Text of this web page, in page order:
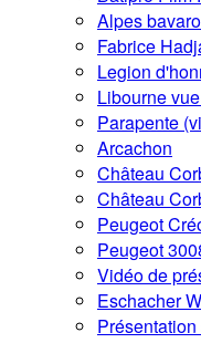
Alpes
Fabrice
Legion
Libourne
Parapente
Arcachon
Château
Château
Peugeot
Peugeot
Vidéo de
Eschacher